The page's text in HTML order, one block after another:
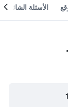
الأسئلة الشائعة